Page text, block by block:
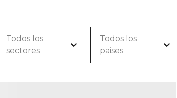
Todos los
sectores
Todos los
paises